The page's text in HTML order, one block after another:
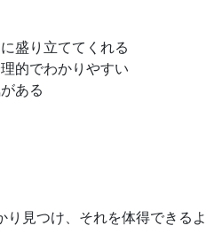
盛り立ててくれる
的でわかりやすい
ある
り見つけ、それを体得できるよ